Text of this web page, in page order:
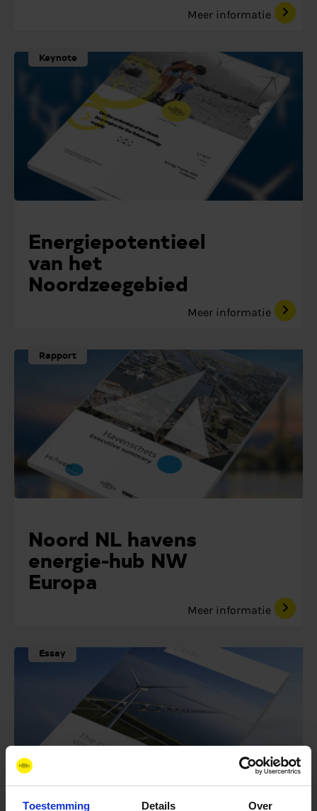
Toestemming Details Over
Meer informatie
Keynote
Energiepotentieel
van het
Noordzeegebied
Meer informatie
Rapport
Noord NL havens
energie-hub NW
Europa
Meer informatie
Essay